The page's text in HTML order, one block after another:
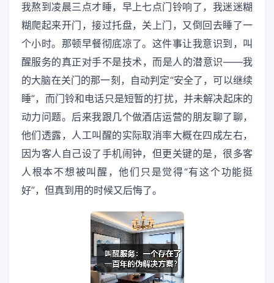
我熬到凌晨三点才睡，早上七点门铃响了，我迷迷糊
糊爬起来开门，接过托盘，关上门，又倒回去睡了一
个小时。那顿早餐彻底凉了。这件事让我意识到，叫
醒服务的真正对手不是技术，而是人的潜意识——我
的大脑在关门的那一刻，自动判定“安全了，可以继续
睡”，而门铃和电话只是短暂的打扰，并未解决起床的
动力问题。后来我跟几个做酒店运营的朋友聊了聊，
他们透露，人工叫醒的实际取消率大概在四成左右，
因为客人自己设了手机闹钟，但更关键的是，很多客
人根本不想被叫醒，他们只是觉得“有这个功能挺
好”，但真到用的时候又后悔了。